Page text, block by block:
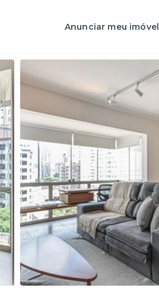
Anunciar meu imóvel